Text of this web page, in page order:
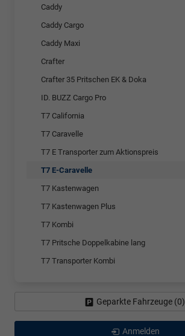
Caddy
Caddy Cargo
Caddy Maxi
Crafter
Crafter 35 Pritschen EK & Doka
ID. BUZZ Cargo Pro
T7 California
T7 Caravelle
T7 E Transporter zum Aktionspreis
T7 E-Caravelle
T7 Kastenwagen
T7 Kastenwagen Plus
T7 Kombi
T7 Pritsche Doppelkabine lang
T7 Transporter Kombi
Geparkte Fahrzeuge (0)
Anmelden